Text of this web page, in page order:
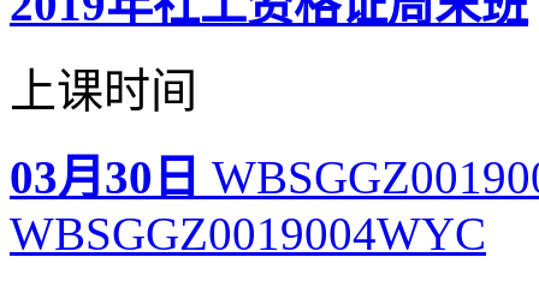
上课时间
03月30日
WBSGGZ0019004WYC